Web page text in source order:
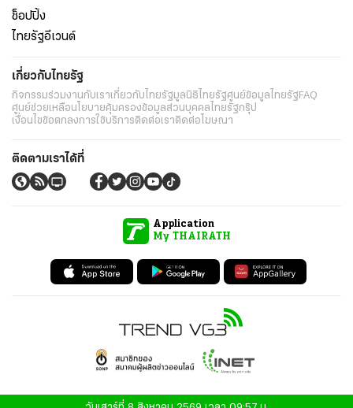
ช็อปปิ้ง
ไทยรัฐอีเวนต์
เกี่ยวกับไทยรัฐ
กิจกรรมร่วมงานกับเราเกี่ยวกับไทยรัฐมูลนิธิไทยรัฐศูนย์ข้อมูลไทยรัฐFAQ
ศูนย์ช่วยเหลือนโยบายคุ้มครองข้อมูลส่วนบุคคลไทยรัฐกรุ๊ป
เงื่อนไขข้อตกลงการใช้บริการติดต่อเราติดต่อโฆษณา
ติดตามเราได้ที่
Application
My THAIRATH